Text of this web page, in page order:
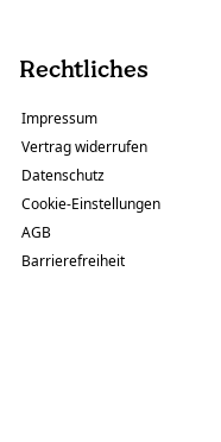
Rechtliches
Impressum
Vertrag widerrufen
Datenschutz
Cookie-Einstellungen
AGB
Barrierefreiheit